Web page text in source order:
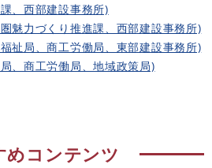
、西部建設事務所)
魅力づくり推進課、西部建設事務所)
祉局、商工労働局、東部建設事務所)
、商工労働局、地域政策局)
めコンテンツ